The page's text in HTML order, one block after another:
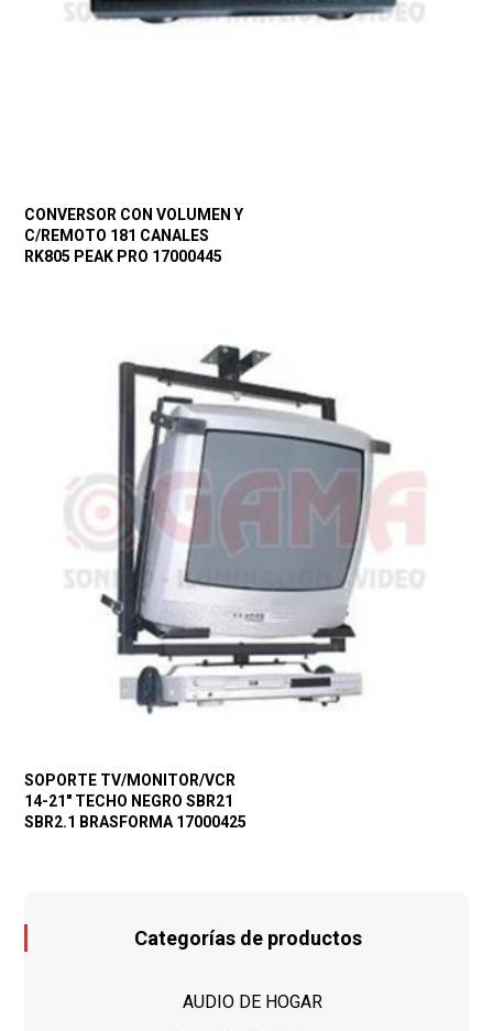
CONVERSOR CON VOLUMEN Y
C/REMOTO 181 CANALES
RK805 PEAK PRO 17000445
SOPORTE TV/MONITOR/VCR
14-21″ TECHO NEGRO SBR21
SBR2.1 BRASFORMA 17000425
Categorías de productos
AUDIO DE HOGAR